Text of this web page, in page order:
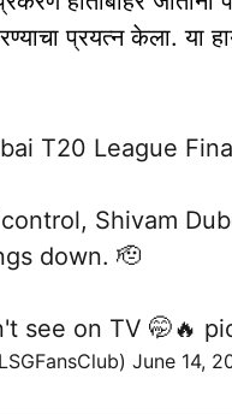
प्रयत्न केला. या
T20 League
Shivam
down. 🫡
see on TV 🤭🔥
June 14,